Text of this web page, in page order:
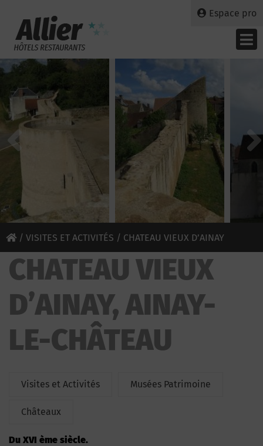
Espace pro
/ VISITES ET ACTIVITÉS / CHATEAU VIEUX D’AINAY
CHATEAU VIEUX
D’AINAY, AINAY-
LE-CHÂTEAU
Visites et Activités Musées Patrimoine
Châteaux
Du XVI ème siècle.